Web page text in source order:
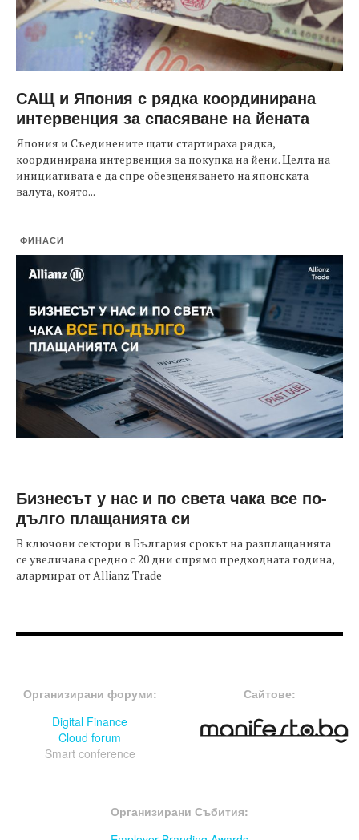
САЩ и Япония с рядка координирана
интервенция за спасяване на йената
Япония и Съединените щати стартираха рядка,
координирана интервенция за покупка на йени. Целта на
инициативата е да спре обезценяването на японската
валута, която...
ФИНАСИ
Бизнесът у нас и по света чака все по-
дълго плащанията си
В ключови сектори в България срокът на разплащанията
се увеличава средно с 20 дни спрямо предходната година,
алармират от Allianz Trade
Организирани форуми:
Digital Finance
Cloud forum
Smart conference
Сайтове:
Организирани Събития: